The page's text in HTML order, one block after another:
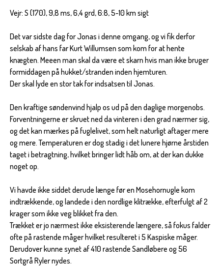
Vejr: S (170), 9,8 ms, 6,4 grd, 6:8, 5-10 km sigt
Det var sidste dag for Jonas i denne omgang, og vi fik derfor
selskab af hans far Kurt Willumsen som kom for at hente
knægten. Meeen man skal da være et skarn hvis man ikke bruger
formiddagen på hukket/stranden inden hjemturen.
Der skal lyde en stor tak for indsatsen til Jonas.
Den kraftige søndenvind hjalp os ud på den daglige morgenobs.
Forventningerne er skruet ned da vinteren i den grad nærmer sig,
og det kan mærkes på fuglelivet, som helt naturligt aftager mere
og mere. Temperaturen er dog stadig i det lunere hjørne årstiden
taget i betragtning, hvilket bringer lidt håb om, at der kan dukke
noget op.
Vi havde ikke siddet derude længe før en Mosehornugle kom
indtrækkende, og landede i den nordlige klitrække, efterfulgt af 2
krager som ikke veg blikket fra den.
Trækket er jo nærmest ikke eksisterende længere, så fokus falder
ofte på rastende måger hvilket resulteret i 5 Kaspiske måger.
Derudover kunne synet af 410 rastende Sandløbere og 56
Sortgrå Ryler nydes.